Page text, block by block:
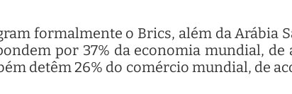
formalmente o Brics, além da Arábia
por 37% da economia mundial,
detêm 26% do comércio mundial, de